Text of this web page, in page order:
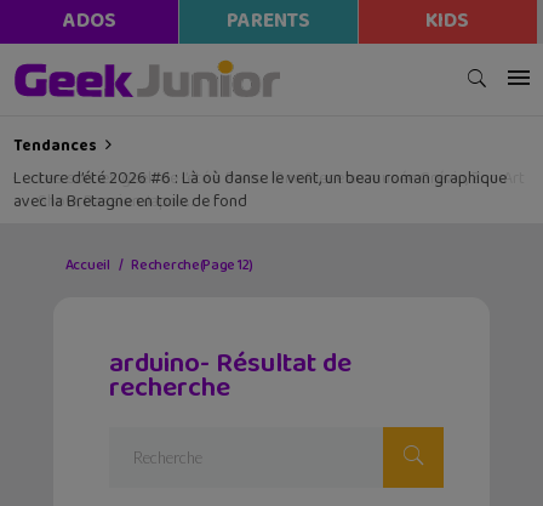
ADOS PARENTS KIDS
Tendances
Lecture d’été 2026 #6 : Là où danse le vent, un beau roman graphique
avec la Bretagne en toile de fond
Accueil Recherche(Page 12)
arduino- Résultat de
recherche